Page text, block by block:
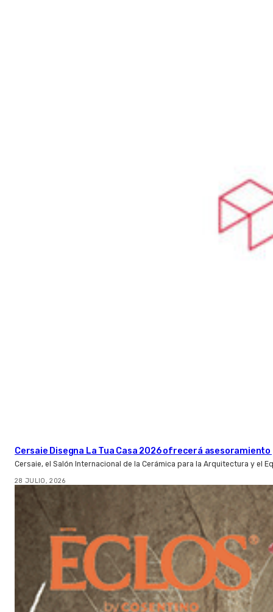
Cersaie Disegna La Tua Casa 2026 ofrecerá
Cersaie, el Salón Internacional de la Cerámica para la Arquitectura y el
28 JULIO, 2026